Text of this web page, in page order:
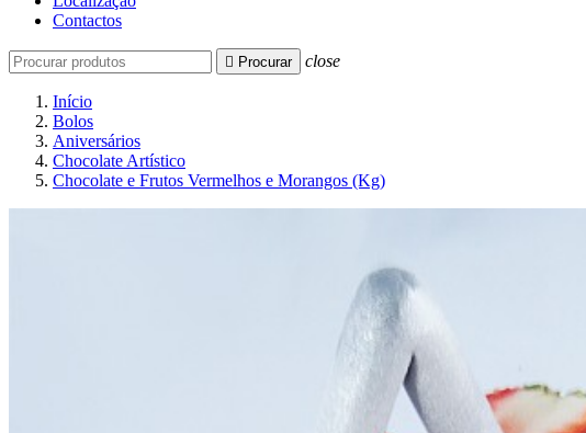
Contactos
 Procurar close
Início
Bolos
Aniversários
Chocolate Artístico
Chocolate e Frutos Vermelhos e Morangos (Kg)